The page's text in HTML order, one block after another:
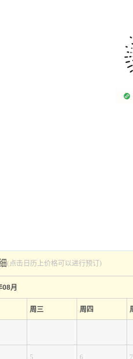
(点击日历上价格可以进行预订)
08月
周三 周四
5 6 7